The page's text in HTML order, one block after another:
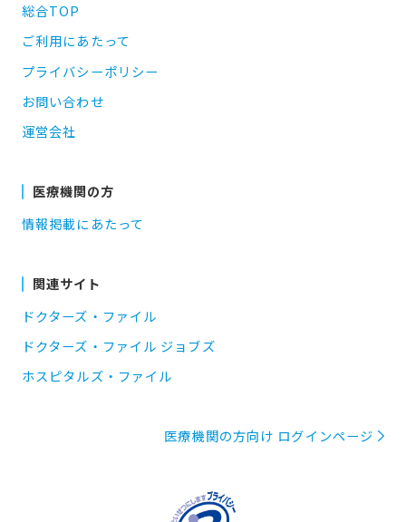
総合TOP
ご利用にあたって
プライバシーポリシー
お問い合わせ
運営会社
医療機関の方
情報掲載にあたって
関連サイト
ドクターズ・ファイル
ドクターズ・ファイル ジョブズ
ホスピタルズ・ファイル
医療機関の方向け ログインページ